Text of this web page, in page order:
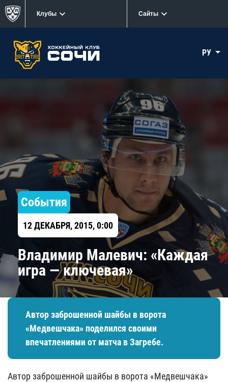
Клубы Сайты
РУ
События
12 ДЕКАБРЯ, 2015, 0:00
Владимир Малевич: «Каждая
игра — ключевая»
Автор заброшенной шайбы в ворота
«Медвешчака» поделился своими
впечатлениями от матча в Загребе.
Автор заброшенной шайбы в ворота «Медвешчака»